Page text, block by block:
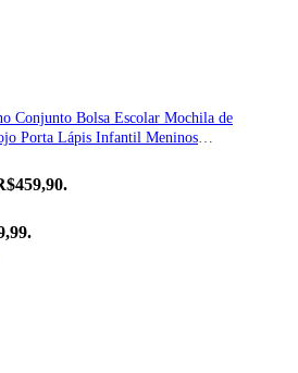
Conjunto Bolsa Escolar Mochila de
Porta Lápis Infantil Meninos